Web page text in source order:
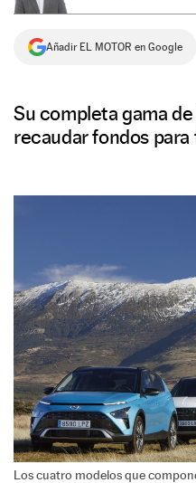
Añadir EL MOTOR en Google
Su completa gama
recaudar fondos
Los cuatro modelos que